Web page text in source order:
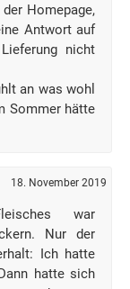
Homepage,
Antwort auf
nicht
an was wohl
Sommer hätte
18. November 2019
war
Nur der
Ich hatte
hatte sich